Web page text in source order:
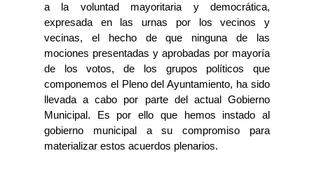
a la voluntad mayoritaria y democrática,
expresada en las urnas por los vecinos y
vecinas, el hecho de que ninguna de las
mociones presentadas y aprobadas por mayoría
de los votos, de los grupos políticos que
componemos el Pleno del Ayuntamiento, ha sido
llevada a cabo por parte del actual Gobierno
Municipal. Es por ello que hemos instado al
gobierno municipal a su compromiso para
materializar estos acuerdos plenarios.